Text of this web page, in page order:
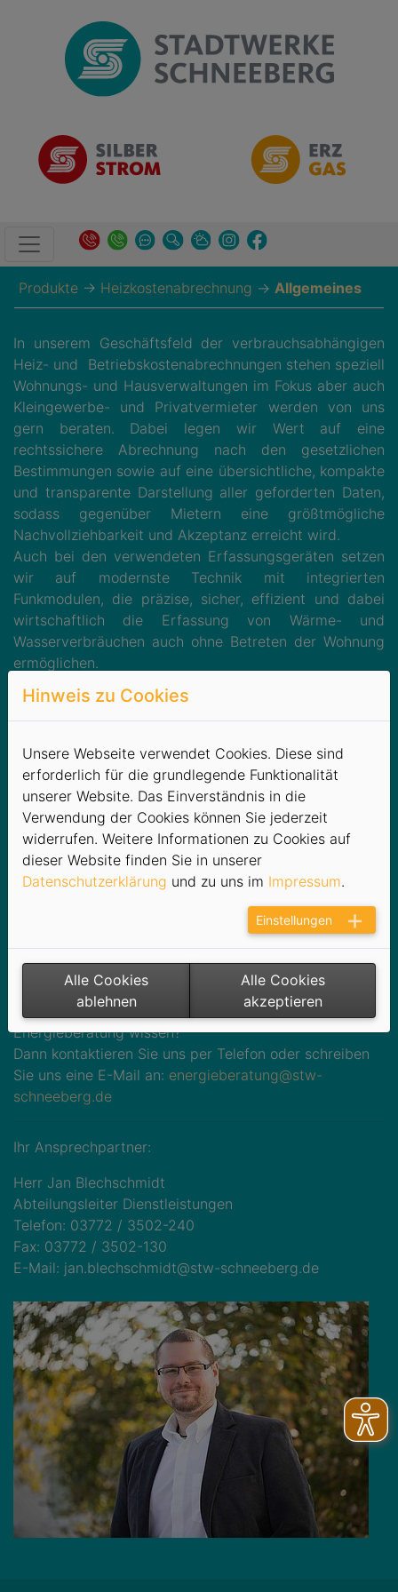
Produkte → Heizkostenabrechnung → Allgemeines
In unserem Geschäftsfeld der verbrauchsabhängigen
Heiz- und Betriebskostenabrechnungen stehen speziell
Wohnungs- und Hausverwaltungen im Fokus aber auch
Kleingewerbe- und Privatvermieter werden von uns
gern beraten. Dabei legen wir Wert auf eine
rechtssichere Abrechnung nach den gesetzlichen
Bestimmungen sowie auf eine übersichtliche, kompakte
und transparente Darstellung aller geforderten Daten,
sodass gegenüber Mietern eine größtmögliche
Nachvollziehbarkeit und Akzeptanz erreicht wird.
Auch bei den verwendeten Erfassungsgeräten setzen
wir auf modernste Technik mit integrierten
Funkmodulen, die präzise, sicher, effizient und dabei
wirtschaftlich die Erfassung von Wärme- und
Wasserverbräuchen auch ohne Betreten der Wohnung
ermöglichen.
In diesem Zusammenhang ist es unser Anspruch,
passgenaue und kundenorientierte Lösungen zu
entwickeln, die zu Ihnen und Ihren Objekten passen.
Wir beraten Sie als:
Hausverwaltung
Privatvermieter
Neben der Energieberatung möchten wir Ihnen auch
nützliche Tipps und Tricks zum allgemeinen Energie
der aktuellen Lage schont die Umwelt und erfreut Ihren
Energiespartipps
Wollen Sie mehr zum Thema Energieeinsparung und
Energieberatung wissen?
Dann kontaktieren Sie uns per Telefon oder schreiben
Sie uns eine E-Mail an: energieberatung@stw-
schneeberg.de
Ihr Ansprechpartner:
Herr Jan Blechschmidt
Abteilungsleiter Dienstleistungen
Telefon: 03772 / 3502-240
Fax: 03772 / 3502-130
E-Mail: jan.blechschmidt@stw-schneeberg.de
Hinweis zu Cookies
Unsere Webseite verwendet Cookies. Diese sind
erforderlich für die grundlegende Funktionalität
unserer Website. Das Einverständnis in die
Verwendung der Cookies können Sie jederzeit
widerrufen. Weitere Informationen zu Cookies auf
dieser Website finden Sie in unserer
Datenschutzerklärung und zu uns im Impressum.
Einstellungen
Alle Cookies
ablehnen
Alle Cookies
akzeptieren